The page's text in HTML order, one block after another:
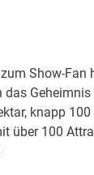
Show-Fan
knapp
über 100